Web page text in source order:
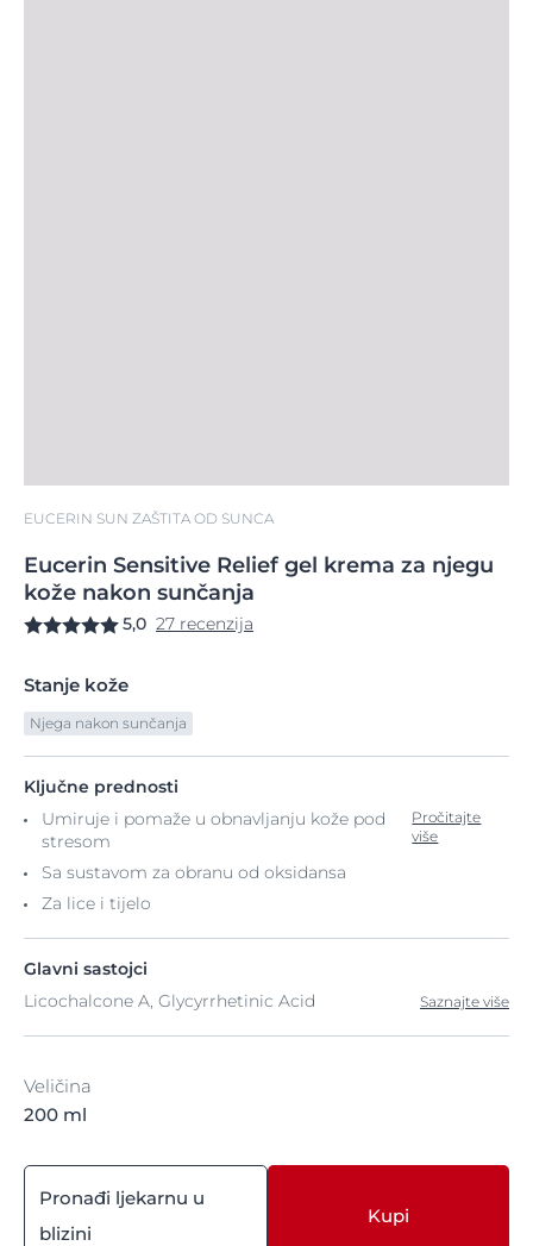
EUCERIN SUN ZAŠTITA OD SUNCA
Eucerin Sensitive Relief gel krema za njegu
kože nakon sunčanja
5,0 27 recenzija
Stanje kože
Njega nakon sunčanja
Ključne prednosti
Umiruje i pomaže u obnavljanju kože pod
stresom
Sa sustavom za obranu od oksidansa
Za lice i tijelo
Pročitajte
više
Glavni sastojci
Licochalcone A, Glycyrrhetinic Acid
Saznajte više
Veličina
200 ml
Pronađi ljekarnu u
blizini
Kupi